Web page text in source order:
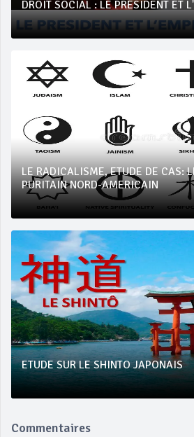
DROIT SOCIAL : LE PRÉSIDENT ET
LE RADICALISME, ETUDE DE CAS:
PURITAIN NORD-AMERICAIN
ETUDE SUR LE SHINTO JAPONAIS
Commentaires